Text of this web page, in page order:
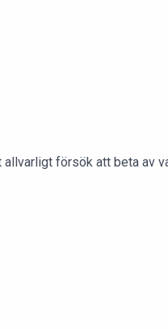
försök att beta av